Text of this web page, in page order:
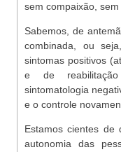
sem compaixão, sem
Sabemos, de
combinada, ou
sintomas positivos
e de
sintomatologia
e o controle
Estamos cientes
autonomia das